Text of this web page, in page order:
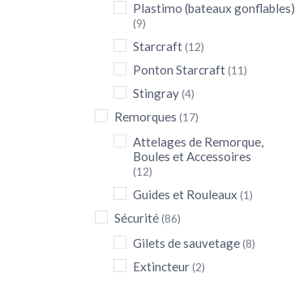
Plastimo (bateaux gonflables)
(9)
Starcraft(12)
Ponton Starcraft(11)
Stingray(4)
Remorques (17)
Attelages de Remorque,
Boules et Accessoires
(12)
Guides et Rouleaux (1)
Sécurité(86)
Gilets de sauvetage(8)
Extincteur(2)